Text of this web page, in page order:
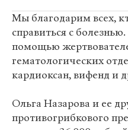
Мы благодарим всех,
справиться с
помощью
гематологических
кардиоксан, вифенд и
Ольга Назарова и ее
противогрибкового